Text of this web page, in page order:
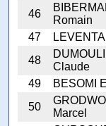
46
Romain
47
48
Claude
49
BESOMI
50
Marcel